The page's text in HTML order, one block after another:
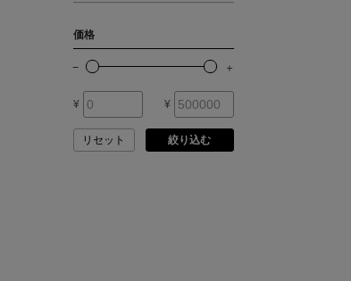
FIRENZE
価格
¥ ¥
リセット 絞り込む